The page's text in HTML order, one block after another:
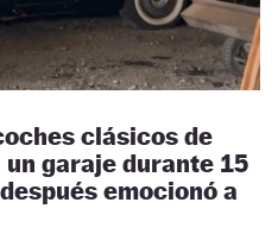
clásicos de
un garaje durante 15
emocionó a